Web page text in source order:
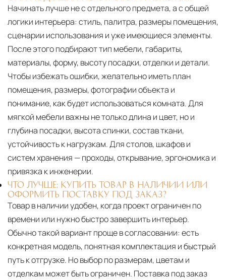
Начинать лучше не с отдельного предмета, а с общей
логики интерьера: стиль, палитра, размеры помещения,
сценарии использования и уже имеющиеся элементы.
После этого подбирают тип мебели, габариты,
материалы, форму, высоту посадки, отделки и детали.
Чтобы избежать ошибки, желательно иметь план
помещения, размеры, фотографии объекта и
понимание, как будет использоваться комната. Для
мягкой мебели важны не только длина и цвет, но и
глубина посадки, высота спинки, состав ткани,
устойчивость к нагрузкам. Для столов, шкафов и
систем хранения — проходы, открывание, эргономика и
привязка к инженерии.
ЧТО ЛУЧШЕ: КУПИТЬ ТОВАР В НАЛИЧИИ ИЛИ
ОФОРМИТЬ ПОСТАВКУ ПОД ЗАКАЗ?
Товар в наличии удобен, когда проект ограничен по
времени или нужно быстро завершить интерьер.
Обычно такой вариант проще в согласовании: есть
конкретная модель, понятная комплектация и быстрый
путь к отгрузке. Но выбор по размерам, цветам и
отделкам может быть ограничен. Поставка под заказ